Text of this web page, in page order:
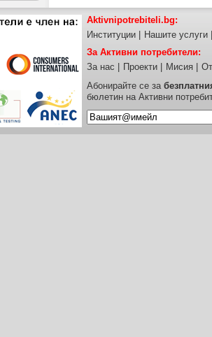
Aktivnipotrebiteli.bg:
Институции
Нашите услуги
За Активни потребители:
За нас
Проекти Мисия
Абонирайте се за
бюлетин на Активни